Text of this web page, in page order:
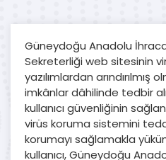
Güneydoğu Anadolu
Sekreterliği web sitesinin
yazılımlardan arındırılmış
imkânlar dâhilinde tedbir
kullanıcı güvenliğinin
virüs koruma sistemini
korumayı sağlamakla
kullanıcı, Güneydoğu